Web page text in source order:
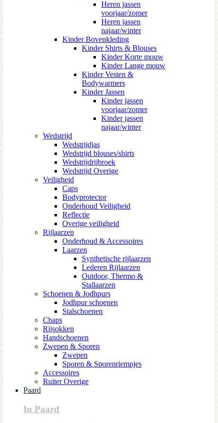
Heren jassen
voorjaar/zomer
Heren jassen
najaar/winter
Kinder Bovenkleding
Kinder Shirts & Blouses
Kinder Korte mouw
Kinder Lange mouw
Kinder Vesten &
Bodywarmers
Kinder Jassen
Kinder jassen
voorjaar/zomer
Kinder jassen
najaar/winter
Wedstrijd
Wedstrijdjas
Wedstrijd blouses/shirts
Wedstrijdrijbroek
Wedstrijd Overige
Veiligheid
Caps
Bodyprotector
Onderhoud Veiligheid
Reflectie
Overige veiligheid
Rijlaarzen
Onderhoud & Accessoires
Laarzen
Synthetische rijlaarzen
Lederen Rijlaarzen
Outdoor, Thermo &
Stallaarzen
Schoenen & Jodhpurs
Jodhpur schoenen
Stalschoenen
Chaps
Rijsokken
Handschoenen
Zwepen & Sporen
Zwepen
Sporen & Sporenriempjes
Accessoires
Ruiter Overige
Paard
In Paard